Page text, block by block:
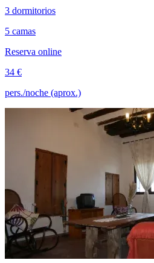
3 dormitorios
5 camas
Reserva online
34 €
pers./noche (aprox.)